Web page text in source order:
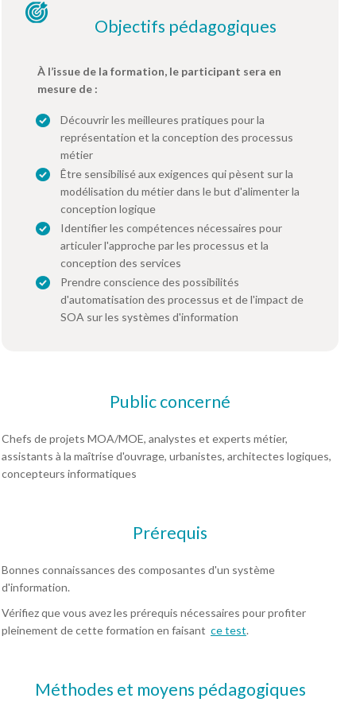
Objectifs pédagogiques
À l’issue de la formation, le participant sera en
mesure de :
Découvrir les meilleures pratiques pour la
représentation et la conception des processus
métier
Être sensibilisé aux exigences qui pèsent sur la
modélisation du métier dans le but d'alimenter la
conception logique
Identifier les compétences nécessaires pour
articuler l'approche par les processus et la
conception des services
Prendre conscience des possibilités
d'automatisation des processus et de l'impact de
SOA sur les systèmes d'information
Public concerné
Chefs de projets MOA/MOE, analystes et experts métier,
assistants à la maîtrise d'ouvrage, urbanistes, architectes logiques,
concepteurs informatiques
Prérequis
Bonnes connaissances des composantes d'un système
d'information.
Vérifiez que vous avez les prérequis nécessaires pour profiter
pleinement de cette formation en faisant ce test.
Méthodes et moyens pédagogiques